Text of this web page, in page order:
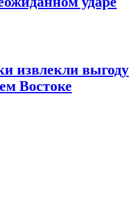
извлекли выгоду
Востоке